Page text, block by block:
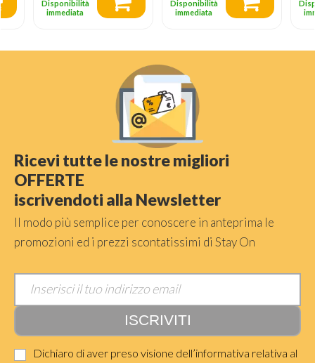
Disponibilità
immediata
Disponibilità
immediata
Ricevi tutte le nostre migliori
OFFERTE
iscrivendoti alla Newsletter
Il modo più semplice per conoscere in anteprima le
promozioni ed i prezzi scontatissimi di Stay On
Dichiaro di aver preso visione dell’informativa relativa al